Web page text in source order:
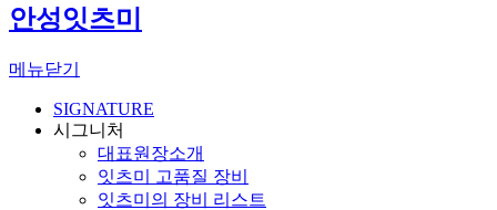
안성잇츠미
메뉴닫기
SIGNATURE
시그니처
대표원장소개
잇츠미 고품질 장비
잇츠미의 장비 리스트